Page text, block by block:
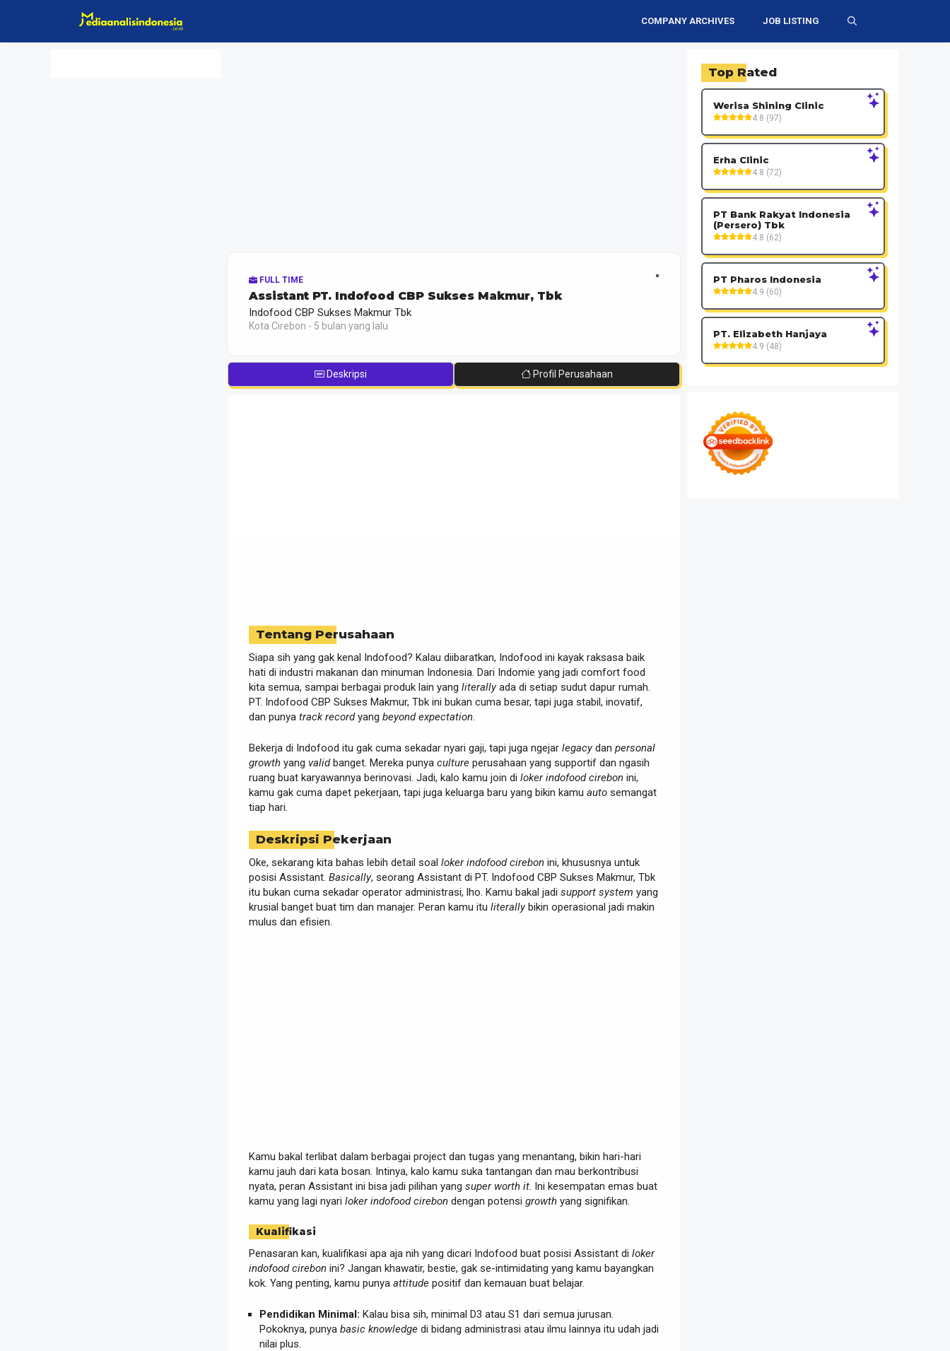
COMPANY ARCHIVES JOB LISTING
FULL TIME
Assistant PT. Indofood CBP Sukses Makmur, Tbk
Indofood CBP Sukses Makmur Tbk
Kota Cirebon - 5 bulan yang lalu
Deskripsi Profil Perusahaan
Tentang Perusahaan
Siapa sih yang gak kenal Indofood? Kalau diibaratkan, Indofood ini kayak raksasa baik
hati di industri makanan dan minuman Indonesia. Dari Indomie yang jadi comfort food
kita semua, sampai berbagai produk lain yang literallyada di setiap sudut dapur rumah.
PT. Indofood CBP Sukses Makmur, Tbk ini bukan cuma besar, tapi juga stabil, inovatif,
dan punya track recordyang beyond expectation.
Bekerja di Indofood itu gak cuma sekadar nyari gaji, tapi juga ngejar legacydan personal
growth yang validbanget. Mereka punya culture perusahaan yang supportif dan ngasih
ruang buat karyawannya berinovasi. Jadi, kalo kamu join di loker indofood cirebon ini,
kamu gak cuma dapet pekerjaan, tapi juga keluarga baru yang bikin kamu auto semangat
tiap hari.
Deskripsi Pekerjaan
Oke, sekarang kita bahas lebih detail soal loker indofood cirebon ini, khususnya untuk
posisi Assistant. Basically, seorang Assistant di PT. Indofood CBP Sukses Makmur, Tbk
itu bukan cuma sekadar operator administrasi, lho. Kamu bakal jadi support system yang
krusial banget buat tim dan manajer. Peran kamu itu literallybikin operasional jadi makin
mulus dan efisien.
Kamu bakal terlibat dalam berbagai project dan tugas yang menantang, bikin hari-hari
kamu jauh dari kata bosan. Intinya, kalo kamu suka tantangan dan mau berkontribusi
nyata, peran Assistant ini bisa jadi pilihan yang super worth it . Ini kesempatan emas buat
kamu yang lagi nyari loker indofood cirebon dengan potensi growth yang signifikan.
Kualifikasi
Penasaran kan, kualifikasi apa aja nih yang dicari Indofood buat posisi Assistant di loker
indofood cirebon ini? Jangan khawatir, bestie, gak se-intimidating yang kamu bayangkan
kok. Yang penting, kamu punya attitude positif dan kemauan buat belajar.
Pendidikan Minimal: Kalau bisa sih, minimal D3 atau S1 dari semua jurusan.
Pokoknya, punya basic knowledge di bidang administrasi atau ilmu lainnya itu udah jadi
nilai plus.
Top Rated
Werisa Shining Clinic
4.8 (97)
Erha Clinic
4.8 (72)
PT Bank Rakyat Indonesia
(Persero) Tbk
4.8 (62)
PT Pharos Indonesia
4.9 (60)
PT. Elizabeth Hanjaya
4.9 (48)